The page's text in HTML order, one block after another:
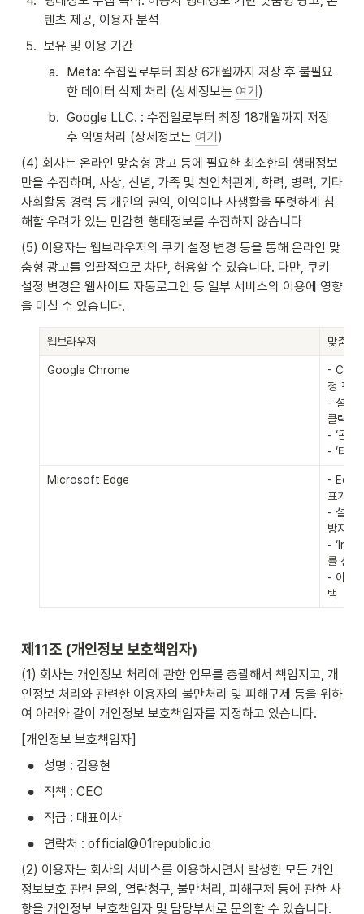
텐츠 제공, 이용자 분석
5. 보유 및 이용 기간
a.
Meta: 수집일로부터 최장 6개월까지 저장 후 불필요
한 데이터 삭제 처리 (상세정보는 여기 )
b. Google LLC. : 수집일로부터 최장 18개월까지 저장
후 익명처리 (상세정보는 여기 )
(4) 회사는 온라인 맞춤형 광고 등에 필요한 최소한의 행태정보
만을 수집하며, 사상, 신념, 가족 및 친인척관계, 학력, 병력, 기타
사회활동 경력 등 개인의 권익, 이익이나 사생활을 뚜렷하게 침
해할 우려가 있는 민감한 행태정보를 수집하지 않습니다
(5) 이용자는 웹브라우저의 쿠키 설정 변경 등을 통해 온라인 맞
춤형 광고를 일괄적으로 차단, 허용할 수 있습니다. 다만, 쿠키
설정 변경은 웹사이트 자동로그인 등 일부 서비스의 이용에 영향
을 미칠 수 있습니다.
웹브라우저 맞춤형
Google Chrome
-
정 표기
- 설정
클릭
- ‘콘텐
- ‘타사
Microsoft Edge
- Edge
표기 플
- 설정
방지’
-
를 선택
- 아래 ‘
택
제11조 (개인정보 보호책임자)
(1) 회사는 개인정보 처리에 관한 업무를 총괄해서 책임지고, 개
인정보 처리와 관련한 이용자의 불만처리 및 피해구제 등을 위하
여 아래와 같이 개인정보 보호책임자를 지정하고 있습니다.
[개인정보 보호책임자]
• 성명 : 김용현
• 직책 : CEO
• 직급 : 대표이사
•
연락처 : official@01republic.io
(2) 이용자는 회사의 서비스를 이용하시면서 발생한 모든 개인
정보보호 관련 문의, 열람청구, 불만처리, 피해구제 등에 관한 사
항을 개인정보 보호책임자 및 담당부서로 문의할 수 있습니다.